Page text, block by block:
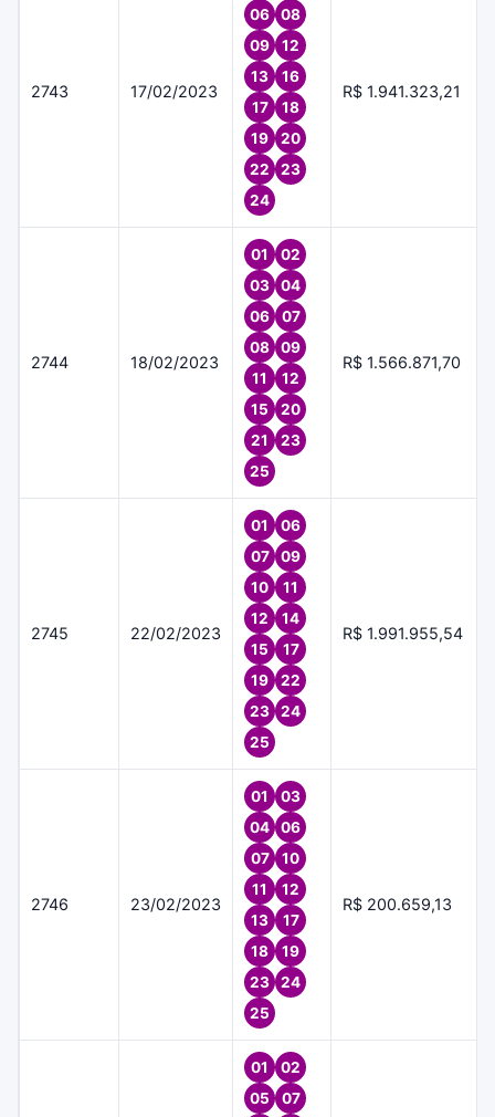
2743 17/02/2023
06
08
09
12
13
16
17
18
19
20
22
23
24
R$ 1.941.323,21
2744 18/02/2023
01
02
03
04
06
07
08
09
11
12
15
20
21
23
25
R$ 1.566.871,70
2745 22/02/2023
01
06
07
09
10
11
12
14
15
17
19
22
23
24
25
R$ 1.991.955,54
2746 23/02/2023
01
03
04
06
07
10
11
12
13
17
18
19
23
24
25
R$ 200.659,13
01
02
05
07